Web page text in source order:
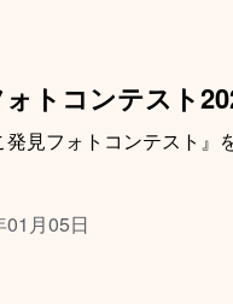
トコンテスト
見フォトコンテスト』
01月05日